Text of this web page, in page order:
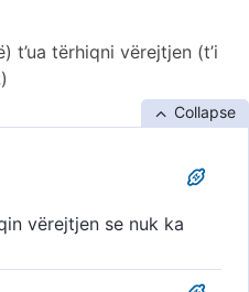
tërhiqni vërejtjen (t’i
)
Collapse
vërejtjen se nuk ka